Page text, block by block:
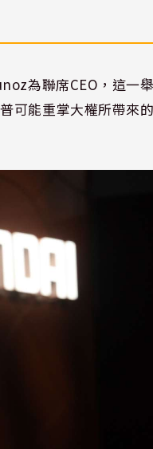
為聯席CEO，這一
可能重掌大權所帶來